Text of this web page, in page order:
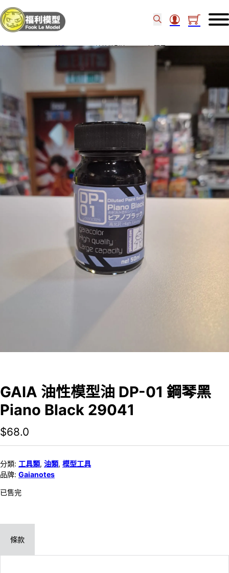
主頁 / 工具類 / 油類 / GAIA 油性模型油 DP-01 鋼琴黑 Piano Black 29041
GAIA 油性模型油 DP-01 鋼琴黑
Piano Black 29041
$68.0
分類: 工具類, 油類, 模型工具
品牌: Gaianotes
已售完
條款